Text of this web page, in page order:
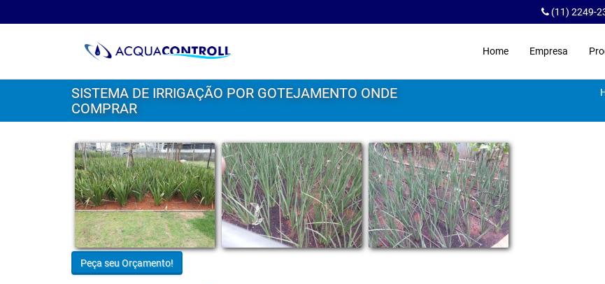
(11) 2249-
Home Empresa
SISTEMA DE IRRIGAÇÃO POR GOTEJAMENTO ONDE
COMPRAR
Peça seu Orçamento!